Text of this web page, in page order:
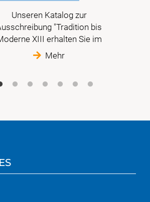
Unseren Katalog zur
"Tradition bis
XIII erhalten Sie im
Mehr